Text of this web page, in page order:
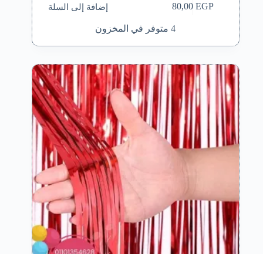
80,00EGP إضافة إلى السلة
4 متوفر في المخزون